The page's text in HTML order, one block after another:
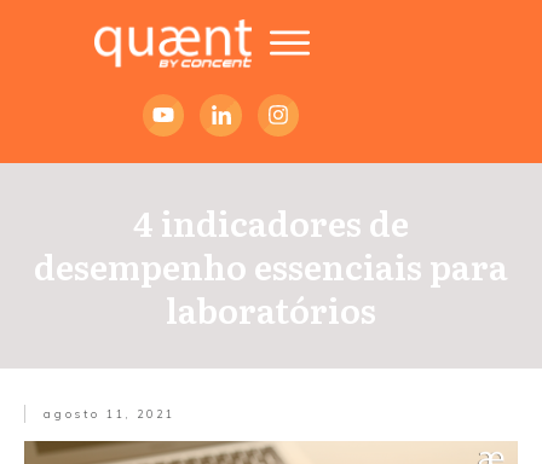
4 indicadores de
desempenho essenciais para
laboratórios
agosto 11, 2021